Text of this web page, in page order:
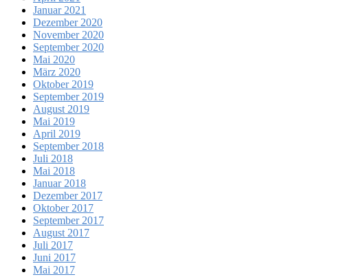
Januar 2021
Dezember 2020
November 2020
September 2020
Mai 2020
März 2020
Oktober 2019
September 2019
August 2019
Mai 2019
April 2019
September 2018
Juli 2018
Mai 2018
Januar 2018
Dezember 2017
Oktober 2017
September 2017
August 2017
Juli 2017
Juni 2017
Mai 2017